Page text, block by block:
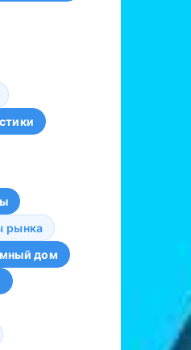
рынка
дом